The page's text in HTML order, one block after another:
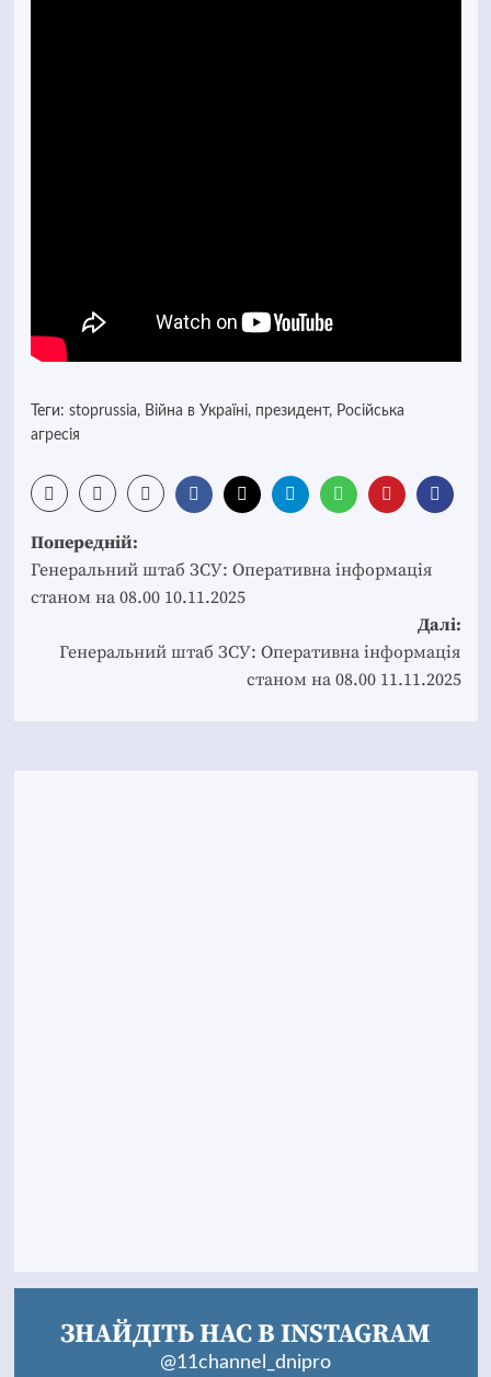
Теги: stoprussia, Війна в Україні, президент, Російська
агресія
Post
navigation
Попередній:
Генеральний штаб ЗСУ: Оперативна інформація
станом на 08.00 10.11.2025
Далі:
Генеральний штаб ЗСУ: Оперативна інформація
станом на 08.00 11.11.2025
ЗНАЙДІТЬ НАС В INSTAGRAM
@11channel_dnipro